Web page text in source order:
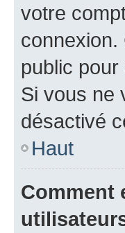
votre
connexion.
public
Si vous ne
désactivé
Haut
Comment